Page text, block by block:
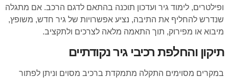
ופילטרים, לימוד גיר ועדכון תוכנה בהתאם לדגם הרכב. אם מתגלה
שנדרש להחליף את התיבה, נציע אפשרויות של גיר חדש, משופץ,
מיבוא או מפירוק, תוך התאמה מלאה לצרכים ולתקציב.
תיקון והחלפת רכיבי גיר נקודתיים
במקרים מסוימים התקלה מתמקדת ברכיב מסוים וניתן לפתור